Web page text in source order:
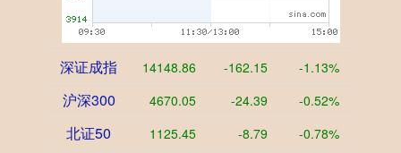
深证成指 14148.86 -162.15 -1.13%
沪深300 4670.05 -24.39 -0.52%
北证50 1125.45 -8.79 -0.78%